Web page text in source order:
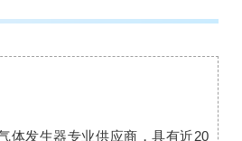
体发生器专业供应商，具有近20